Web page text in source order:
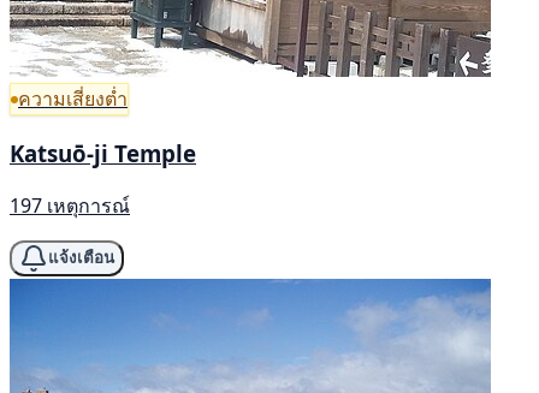
ความเสี่ยงต่ำ
Katsuō-ji Temple
197 เหตุการณ์
แจ้งเตือน